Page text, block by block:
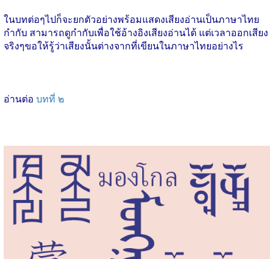
ในบทต่อๆไปก็จะยกตัวอย่างพร้อมแสดงเสียงอ่านเป็นภาษาไทย
กำกับ สามารถดูกำกับเพื่อใช้อ้างอิงเสียงอ่านได้ แต่เวลาออกเสียง
จริงๆขอให้รู้ว่าเสียงนั้นต่างจากที่เขียนในภาษาไทยอย่างไร
อ่านต่อ บทที่ ๒